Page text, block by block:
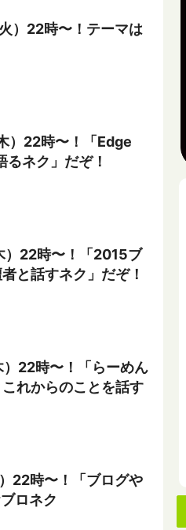
）22時〜！テーマは
）22時〜！「Edge
ネク」だぞ！
）22時〜！「2015ブ
と話すネク」だぞ！
22時〜！「らーめん
れからのことを話す
22時〜！「ブログや
ロネク